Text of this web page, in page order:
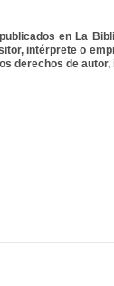
en La
intérprete o
derechos de